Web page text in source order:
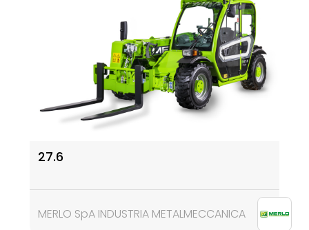
27.6
MERLO SpA INDUSTRIA METALMECCANICA